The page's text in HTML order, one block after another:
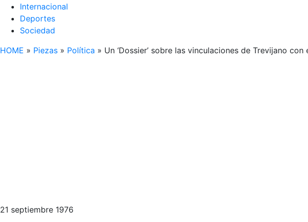
Internacional
Deportes
Sociedad
HOME » Piezas » Política » Un ‘Dossier’ sobre las vinculaciones de Trevijano
21 septiembre 1976